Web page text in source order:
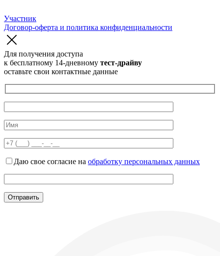
Участник
Договор-оферта и политика конфиденциальности
Для получения доступа
к бесплатному 14-дневному тест-драйву
оставьте свои контактные данные
Даю свое согласие на обработку персональных данных